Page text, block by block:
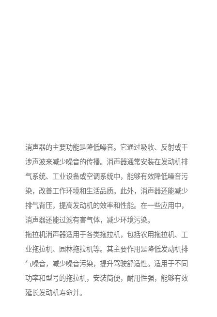
消声器的主要功能是降低噪音。它通过吸收、反射或干
涉声波来减少噪音的传播。消声器通常安装在发动机排
气系统、工业设备或空调系统中，能够有效降低噪音污
染，改善工作环境和生活品质。此外，消声器还能减少
排气背压，提高发动机的效率和性能。在一些应用中，
消声器还能过滤有害气体，减少环境污染。
拖拉机消声器适用于各类拖拉机，包括农用拖拉机、工
业拖拉机、园林拖拉机等。其主要作用是降低发动机排
气噪音，减少噪音污染，提升驾驶舒适性。适用于不同
功率和型号的拖拉机，安装简便，耐用性强，能够有效
延长发动机寿命并。